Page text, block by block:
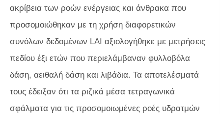
ακρίβεια των ροών ενέργειας και άνθρακα που
προσομοιώθηκαν με τη χρήση διαφορετικών
συνόλων δεδομένων LAI αξιολογήθηκε με μετρήσεις
πεδίου έξι ετών που περιελάμβαναν φυλλοβόλα
δάση, αειθαλή δάση και λιβάδια. Τα αποτελέσματά
τους έδειξαν ότι τα ριζικά μέσα τετραγωνικά
σφάλματα για τις προσομοιωμένες ροές υδρατμών